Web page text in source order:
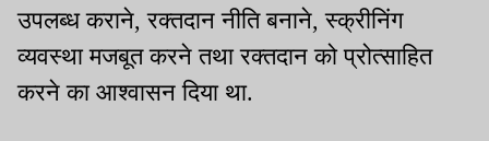
उपलब्ध कराने, रक्तदान नीति बनाने, स्क्रीनिंग
व्यवस्था मजबूत करने तथा रक्तदान को प्रोत्साहित
करने का आश्वासन दिया था.